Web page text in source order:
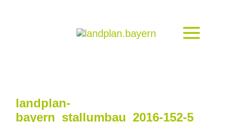
landplan-
bayern_stallumbau_2016-152-5